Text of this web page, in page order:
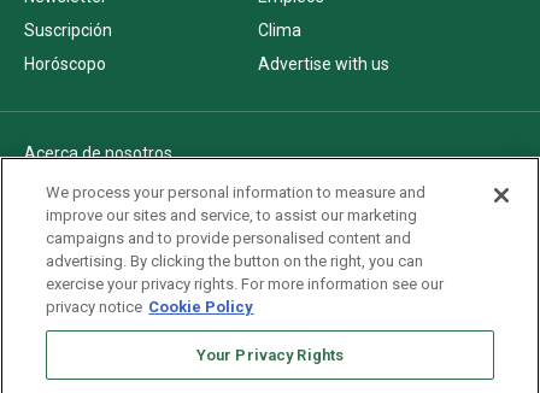
Suscripción
Clima
Horóscopo
Advertise with us
Acerca de nosotros
Politica de privacidad
Pautas Editoriales
AdChoices
Advertise with us
Newsletters
We process your personal information to measure and
improve our sites and service, to assist our marketing
campaigns and to provide personalised content and
advertising. By clicking the button on the right, you can
exercise your privacy rights. For more information see our
privacy notice Cookie Policy
Your Privacy Rights